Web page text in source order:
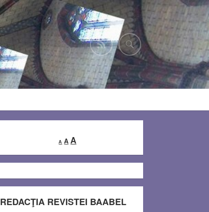
A
Decrease
font
A Reset
AIncrease
font
REDACŢIA REVISTEI BAABEL